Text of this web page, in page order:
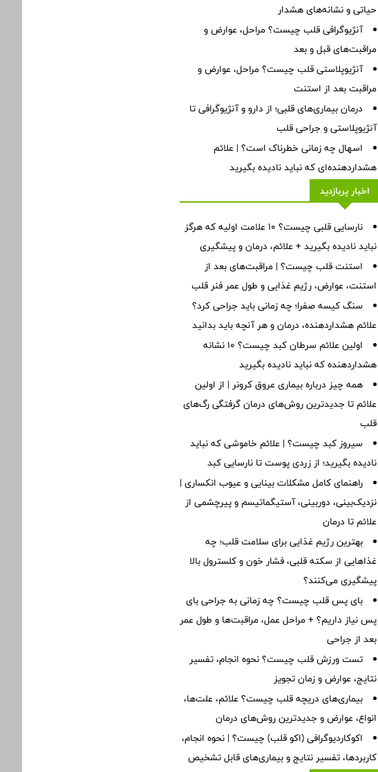
حیاتی و نشانه‌های هشدار
آنژیوگرافی قلب چیست؟ مراحل، عوارض و
مراقبت‌های قبل و بعد
آنژیوپلاستی قلب چیست؟ مراحل، عوارض و
مراقبت بعد از استنت
درمان بیماری‌های قلبی؛ از دارو و آنژیوگرافی تا
آنژیوپلاستی و جراحی قلب
اسهال چه زمانی خطرناک است؟ | علائم
هشداردهنده‌ای که نباید نادیده بگیرید
اخبار پربازدید
نارسایی قلبی چیست؟ ۱۰ علامت اولیه که هرگز
نباید نادیده بگیرید + علائم، درمان و پیشگیری
استنت قلب چیست؟ | مراقبت‌های بعد از
استنت، عوارض، رژیم غذایی و طول عمر فنر قلب
سنگ کیسه صفرا؛ چه زمانی باید جراحی کرد؟
علائم هشداردهنده، درمان و هر آنچه باید بدانید
اولین علائم سرطان کبد چیست؟ ۱۰ نشانه
هشداردهنده که نباید نادیده بگیرید
همه چیز درباره بیماری عروق کرونر | از اولین
علائم تا جدیدترین روش‌های درمان گرفتگی رگ‌های
قلب
سیروز کبد چیست؟ | علائم خاموشی که نباید
نادیده بگیرید؛ از زردی پوست تا نارسایی کبد
راهنمای کامل مشکلات بینایی و عیوب انکساری |
نزدیک‌بینی، دوربینی، آستیگماتیسم و پیرچشمی از
علائم تا درمان
بهترین رژیم غذایی برای سلامت قلب؛ چه
غذاهایی از سکته قلبی، فشار خون و کلسترول بالا
پیشگیری می‌کنند؟
بای پس قلب چیست؟ چه زمانی به جراحی بای
پس نیاز داریم؟ + مراحل عمل، مراقبت‌ها و طول عمر
بعد از جراحی
تست ورزش قلب چیست؟ نحوه انجام، تفسیر
نتایج، عوارض و زمان تجویز
بیماری‌های دریچه قلب چیست؟ علائم، علت‌ها،
انواع، عوارض و جدیدترین روش‌های درمان
اکوکاردیوگرافی (اکو قلب) چیست؟ | نحوه انجام،
کاربردها، تفسیر نتایج و بیماری‌های قابل تشخیص